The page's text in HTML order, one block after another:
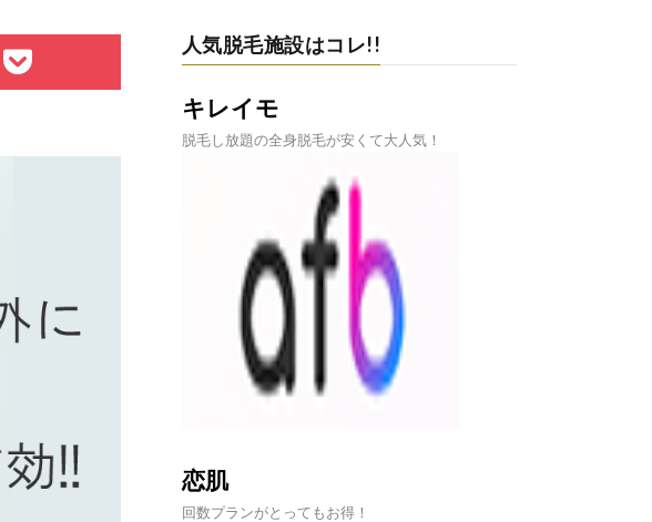
人気脱毛施設はコレ!!
キレイモ
脱毛し放題の全身脱毛が安くて大人気！
恋肌
回数プランがとってもお得！